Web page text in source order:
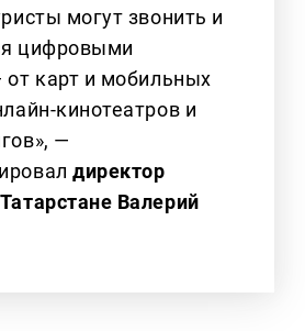
могут звонить и
цифровыми
карт и мобильных
и
—
директор
Валерий